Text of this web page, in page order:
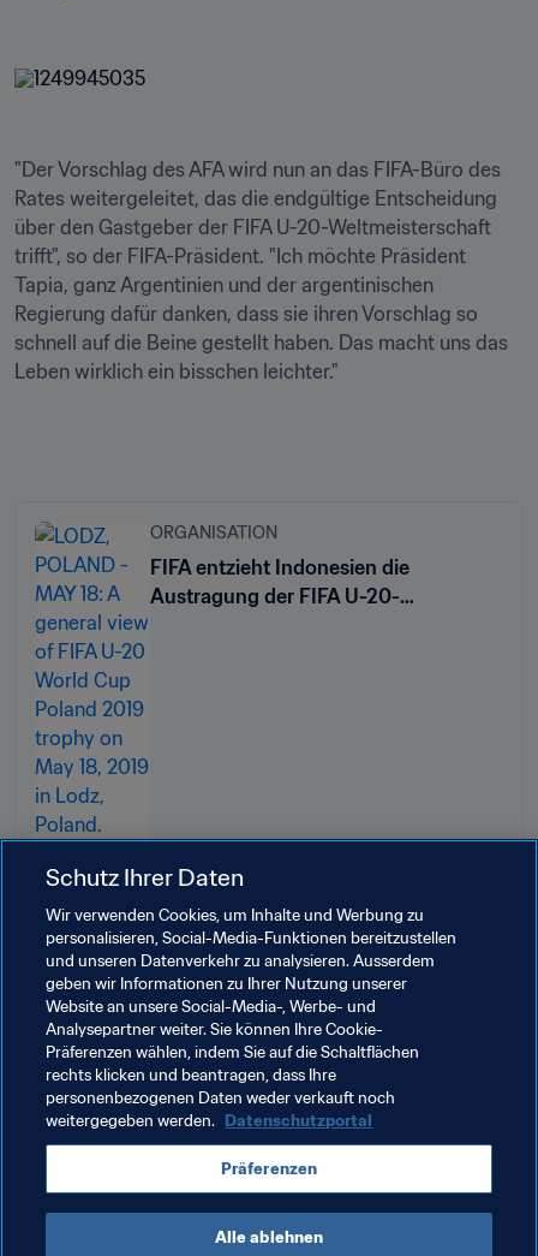
"Der Vorschlag des AFA wird nun an das FIFA-Büro des
Rates weitergeleitet, das die endgültige Entscheidung
über den Gastgeber der FIFA U-20-Weltmeisterschaft
trifft", so der FIFA-Präsident. "Ich möchte Präsident
Tapia, ganz Argentinien und der argentinischen
Regierung dafür danken, dass sie ihren Vorschlag so
schnell auf die Beine gestellt haben. Das macht uns das
Leben wirklich ein bisschen leichter."
ORGANISATION
FIFA entzieht Indonesien die
Austragung der FIFA U-20-
Verwandte Themen
FIFA-Präsident Organisation Organisation
Paraguay CONMEBOL Argentina
Schutz Ihrer Daten
Wir verwenden Cookies, um Inhalte und Werbung zu
personalisieren, Social-Media-Funktionen bereitzustellen
und unseren Datenverkehr zu analysieren. Ausserdem
geben wir Informationen zu Ihrer Nutzung unserer
Website an unsere Social-Media-, Werbe- und
Analysepartner weiter. Sie können Ihre Cookie-
Präferenzen wählen, indem Sie auf die Schaltflächen
rechts klicken und beantragen, dass Ihre
personenbezogenen Daten weder verkauft noch
weitergegeben werden. Datenschutzportal
Präferenzen
Alle ablehnen